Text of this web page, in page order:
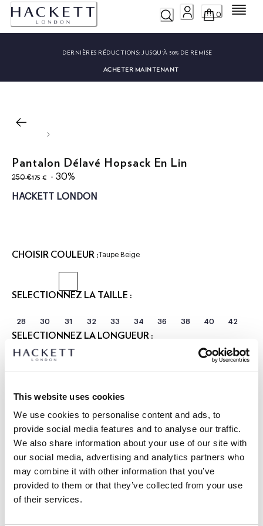
This website uses cookies
We use cookies to personalise content and ads, to
provide social media features and to analyse our traffic.
We also share information about your use of our site with
our social media, advertising and analytics partners who
may combine it with other information that you’ve
provided to them or that they’ve collected from your use
of their services.
0 Menu
DERNIÈRES RÉDUCTIONS: JUSQU'À 50% DE REMISE
ACHETER MAINTENANT
Pantalon Délavé Hopsack En Lin
250 €
original price 250 €
175 €
current price 175 €
- 30%
HACKETT LONDON
CHOISIR COULEUR : Taupe Beige
SÉLECTIONNEZ LA TAILLE :
28 30 31 32 33 34 36 38 40 42
SÉLECTIONNEZ LA LONGUEUR :
RÉGULIER
Taille du mannequin:1.85 m
GUIDE DES TAILLES
DÉTAILS DU PRODUIT
DESCRIPTION
HM2100091
- Hackett London
LIVRAISON ET RETOURS
Livraison et retours gratuits